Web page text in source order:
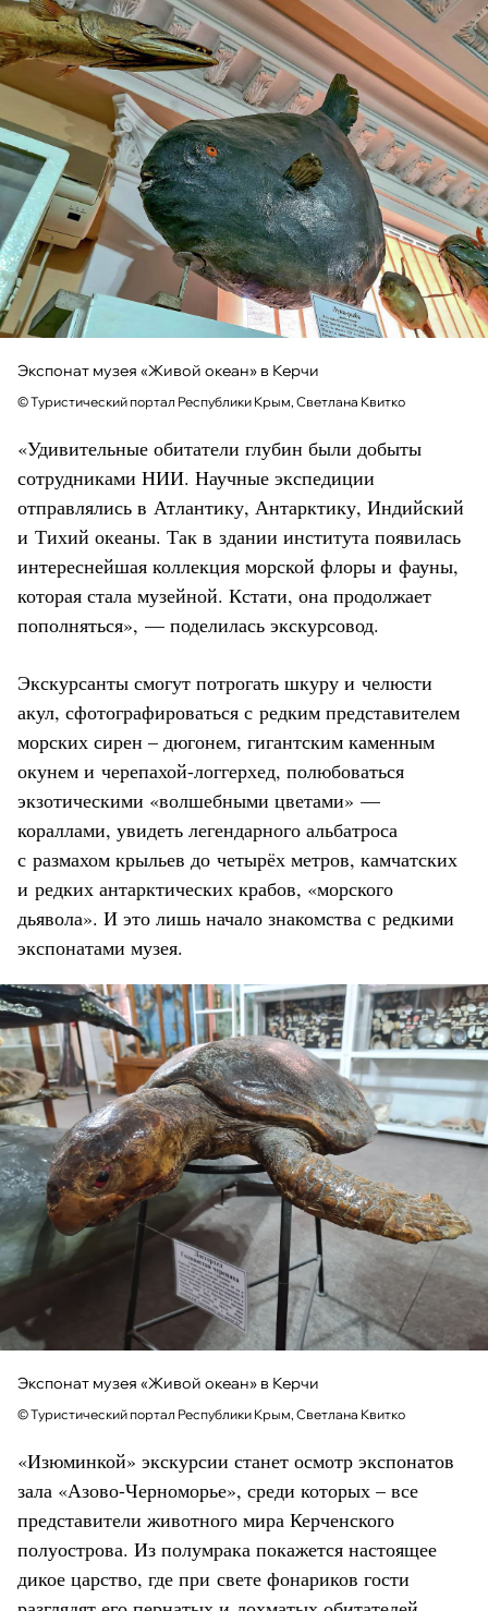
Экспонат музея «Живой океан» в Керчи
© Туристический портал Республики Крым, Светлана Квитко
«Удивительные обитатели глубин были добыты
сотрудниками НИИ. Научные экспедиции
отправлялись в Атлантику, Антарктику, Индийский
и Тихий океаны. Так в здании института появилась
интереснейшая коллекция морской флоры и фауны,
которая стала музейной. Кстати, она продолжает
пополняться», — поделилась экскурсовод.
Экскурсанты смогут потрогать шкуру и челюсти
акул, сфотографироваться с редким представителем
морских сирен – дюгонем, гигантским каменным
окунем и черепахой-логгерхед, полюбоваться
экзотическими «волшебными цветами» —
кораллами, увидеть легендарного альбатроса
с размахом крыльев до четырёх метров, камчатских
и редких антарктических крабов, «морского
дьявола». И это лишь начало знакомства с редкими
экспонатами музея.
Экспонат музея «Живой океан» в Керчи
© Туристический портал Республики Крым, Светлана Квитко
«Изюминкой» экскурсии станет осмотр экспонатов
зала «Азово-Черноморье», среди которых – все
представители животного мира Керченского
полуострова. Из полумрака покажется настоящее
дикое царство, где при свете фонариков гости